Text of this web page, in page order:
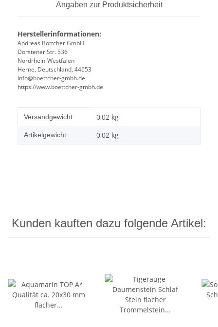
Angaben zur Produktsicherheit
Herstellerinformationen:
Andreas Böttcher GmbH
Dorstener Str. 536
Nordrhein-Westfalen
Herne, Deutschland, 44653
info@boettcher-gmbh.de
https://www.boettcher-gmbh.de
Produkteigenschaft
Wert
Versandgewicht: 0,02 kg
Artikelgewicht: 0,02 kg
Kunden kauften dazu folgende Artikel: